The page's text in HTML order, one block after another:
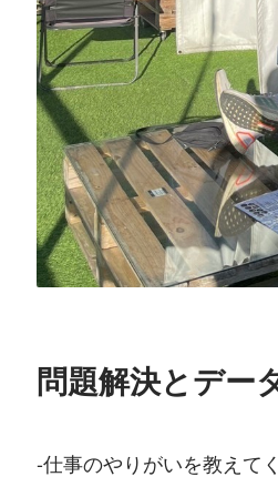
問題解決とデー
-仕事のやりがいを教えて